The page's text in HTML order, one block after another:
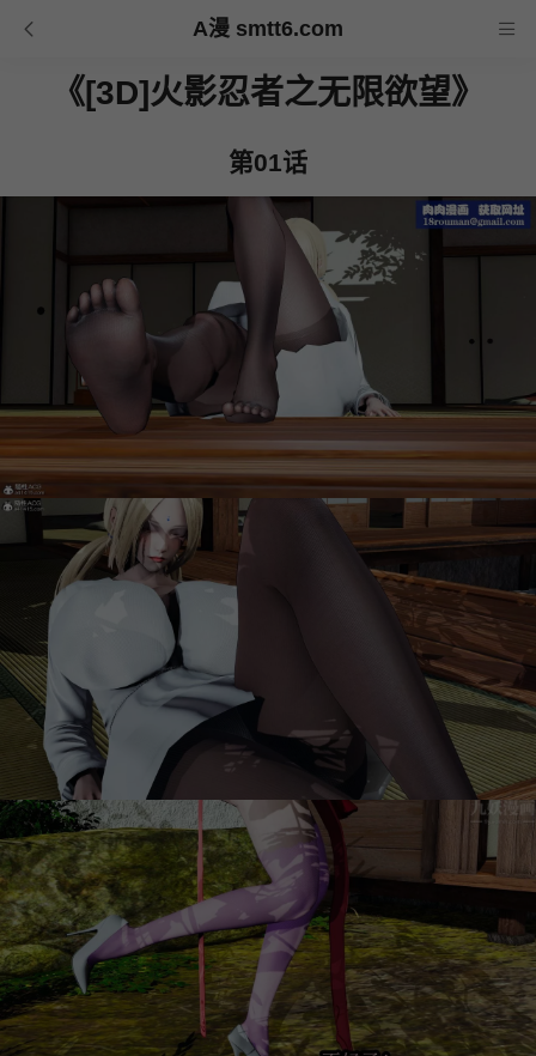
A漫 smtt6.com
《[3D]火影忍者之无限欲望》
第01话